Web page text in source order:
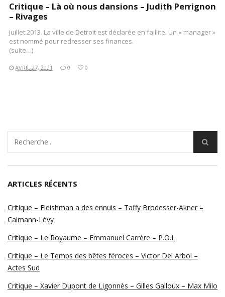
Critique – Là où nous dansions – Judith Perrignon
– Rivages
Juillet 2013. La ville de Detroit est déclarée en faillite. Un « manager »
est nommé pour redresser ses finances.
(suite…)
AVRIL 27, 2021 0 0
ARTICLES RÉCENTS
Critique – Fleishman a des ennuis – Taffy Brodesser-Akner –
Calmann-Lévy
Critique – Le Royaume – Emmanuel Carrère – P.O.L
Critique – Le Temps des bêtes féroces – Victor Del Arbol –
Actes Sud
Critique – Xavier Dupont de Ligonnès – Gilles Galloux – Max Milo